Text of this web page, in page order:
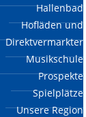
Hallenbad
Hofläden und
Direktvermarkter
Musikschule
Prospekte
Spielplätze
Unsere Region